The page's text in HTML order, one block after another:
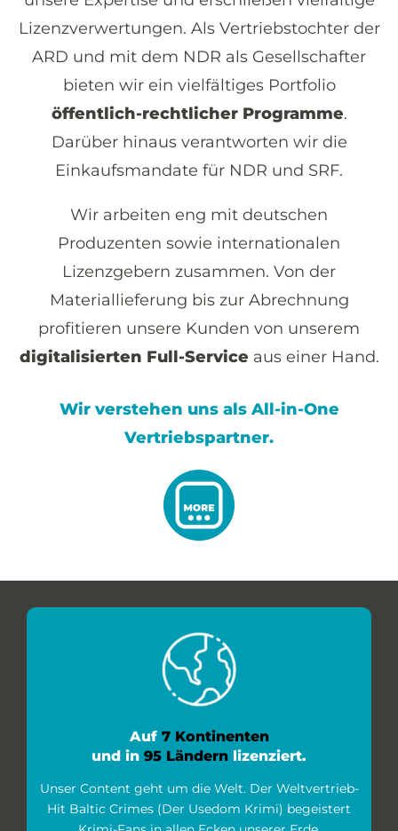
Lizenzverwertungen. Als Vertriebstochter der
ARD und mit dem NDR als Gesellschafter
bieten wir ein vielfältiges Portfolio
öffentlich-rechtlicher Programme.
Darüber hinaus verantworten wir die
Einkaufsmandate für NDR und SRF.
Wir arbeiten eng mit deutschen
Produzenten sowie internationalen
Lizenzgebern zusammen. Von der
Materiallieferung bis zur Abrechnung
profitieren unsere Kunden von unserem
digitalisierten Full-Service aus einer Hand.
Wir verstehen uns als All-in-One
Vertriebspartner.
Auf 7 Kontinenten
und in 95 Ländern lizenziert.
Unser Content geht um die Welt. Der Weltvertrieb-
Hit Baltic Crimes (Der Usedom Krimi) begeistert